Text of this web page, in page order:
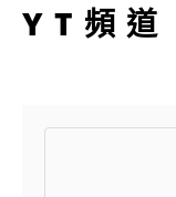
YT頻道